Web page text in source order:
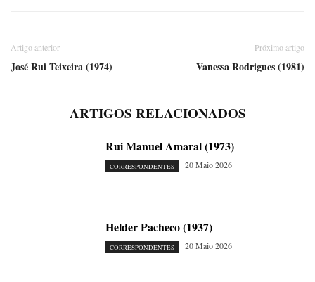
Artigo anterior
José Rui Teixeira (1974)
Próximo artigo
Vanessa Rodrigues (1981)
ARTIGOS RELACIONADOS
Rui Manuel Amaral (1973)
CORRESPONDENTES 20 Maio 2026
Helder Pacheco (1937)
CORRESPONDENTES 20 Maio 2026